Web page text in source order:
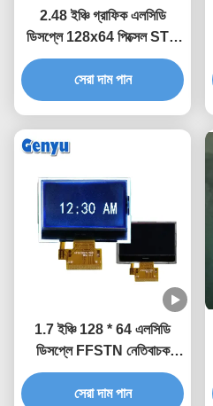
2.48 ইঞ্চি গ্রাফিক এলসিডি
ডিসপ্লে 128x64 পিক্সেল STN
সাদা ব্যাকলাইট সহ হলুদ-সবুজ
সেরা দাম পান
1.7 ইঞ্চি 128 * 64 এলসিডি
ডিসপ্লে FFSTN নেতিবাচক
1.8V 21PIN সমান্তরাল
ইন্টারফেস
সেরা দাম পান